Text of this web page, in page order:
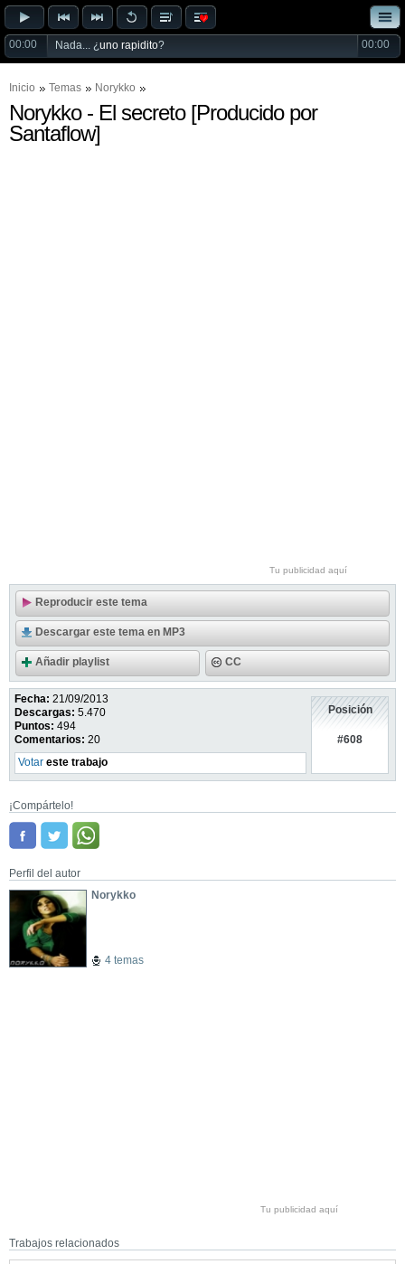
00:00 Nada... ¿uno rapidito? 00:00
Inicio Temas Norykko
Norykko - El secreto [Producido por
Santaflow]
Tu publicidad aquí
Reproducir este tema
Descargar este tema en MP3
Añadir playlist CC
Fecha: 21/09/2013
Descargas: 5.470
Puntos: 494
Comentarios: 20
Votar este trabajo
Posición
#608
¡Compártelo!
Perfil del autor
Norykko
4 temas
Tu publicidad aquí
Trabajos relacionados